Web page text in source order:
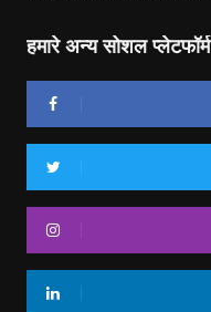
हमारे अन्य सोशल प्लेटफॉर्म